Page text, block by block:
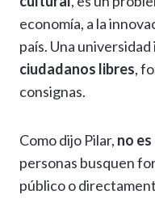
economía, a la
país. Una
ciudadanos libres,
consignas.
Como dijo Pilar, no
personas busquen
público o